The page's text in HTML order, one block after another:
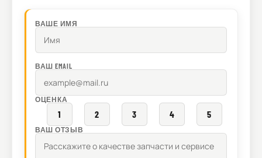
ВАШЕ ИМЯ
ВАШ EMAIL
ОЦЕНКА
1 2 3 4 5
ВАШ ОТЗЫВ